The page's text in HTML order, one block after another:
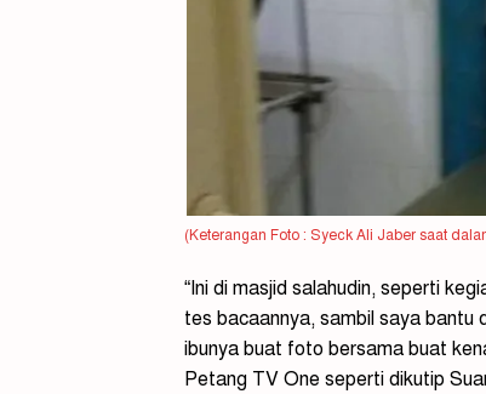
(Keterangan Foto : Syeck Ali Jaber saat
“Ini di masjid salahudin, seperti
tes bacaannya, sambil saya bantu
ibunya buat foto bersama buat
Petang TV One seperti dikutip